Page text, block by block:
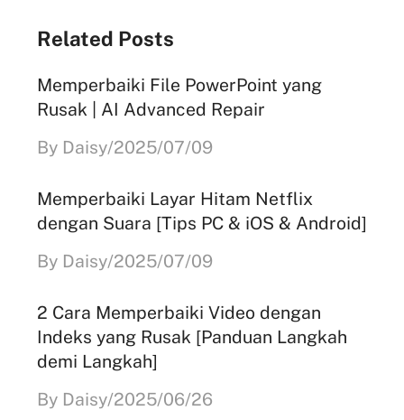
Related Posts
Memperbaiki File PowerPoint yang
Rusak | AI Advanced Repair
By Daisy/2025/07/09
Memperbaiki Layar Hitam Netflix
dengan Suara [Tips PC & iOS & Android]
By Daisy/2025/07/09
2 Cara Memperbaiki Video dengan
Indeks yang Rusak [Panduan Langkah
demi Langkah]
By Daisy/2025/06/26